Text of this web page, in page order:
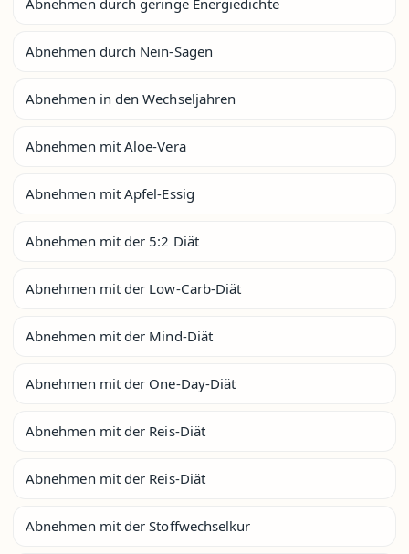
Abnehmen durch Nein-Sagen
Abnehmen in den Wechseljahren
Abnehmen mit Aloe-Vera
Abnehmen mit Apfel-Essig
Abnehmen mit der 5:2 Diät
Abnehmen mit der Low-Carb-Diät
Abnehmen mit der Mind-Diät
Abnehmen mit der One-Day-Diät
Abnehmen mit der Reis-Diät
Abnehmen mit der Reis-Diät
Abnehmen mit der Stoffwechselkur